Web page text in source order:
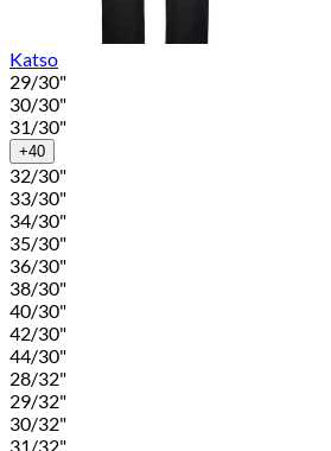
Katso
29/30"
30/30"
31/30"
+40
32/30"
33/30"
34/30"
35/30"
36/30"
38/30"
40/30"
42/30"
44/30"
28/32"
29/32"
30/32"
31/32"